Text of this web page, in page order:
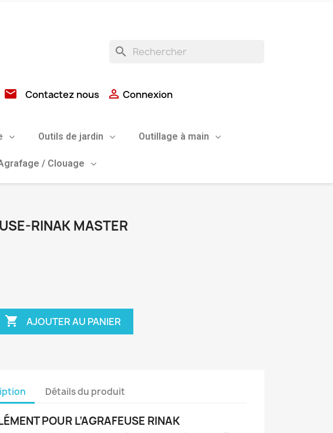
search
email Contactez nous  Connexion
Outils de jardin Outillage à main
/ Clouage
RINAK MASTER
 AJOUTER AU PANIER
Détails du produit
POUR L’AGRAFEUSE RINAK